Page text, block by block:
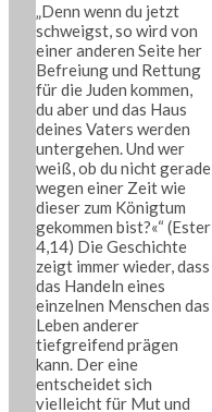
„Denn wenn du jetzt
schweigst, so wird von
einer anderen Seite her
Befreiung und Rettung
für die Juden kommen,
du aber und das Haus
deines Vaters werden
untergehen. Und wer
weiß, ob du nicht gerade
wegen einer Zeit wie
dieser zum Königtum
gekommen bist?«“ (Ester
4,14) Die Geschichte
zeigt immer wieder, dass
das Handeln eines
einzelnen Menschen das
Leben anderer
tiefgreifend prägen
kann. Der eine
entscheidet sich
vielleicht für Mut und